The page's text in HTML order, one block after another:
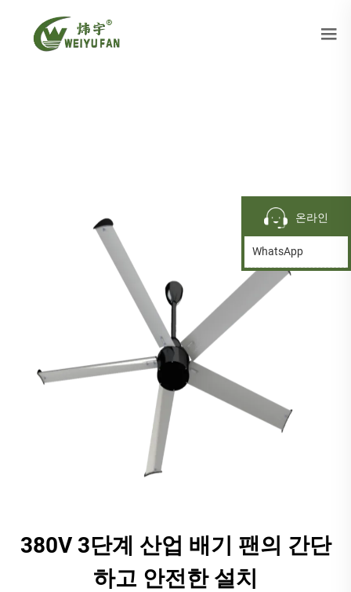
380V 3단계 산업 배기 팬의 간단
하고 안전한 설치
온라인
WhatsApp